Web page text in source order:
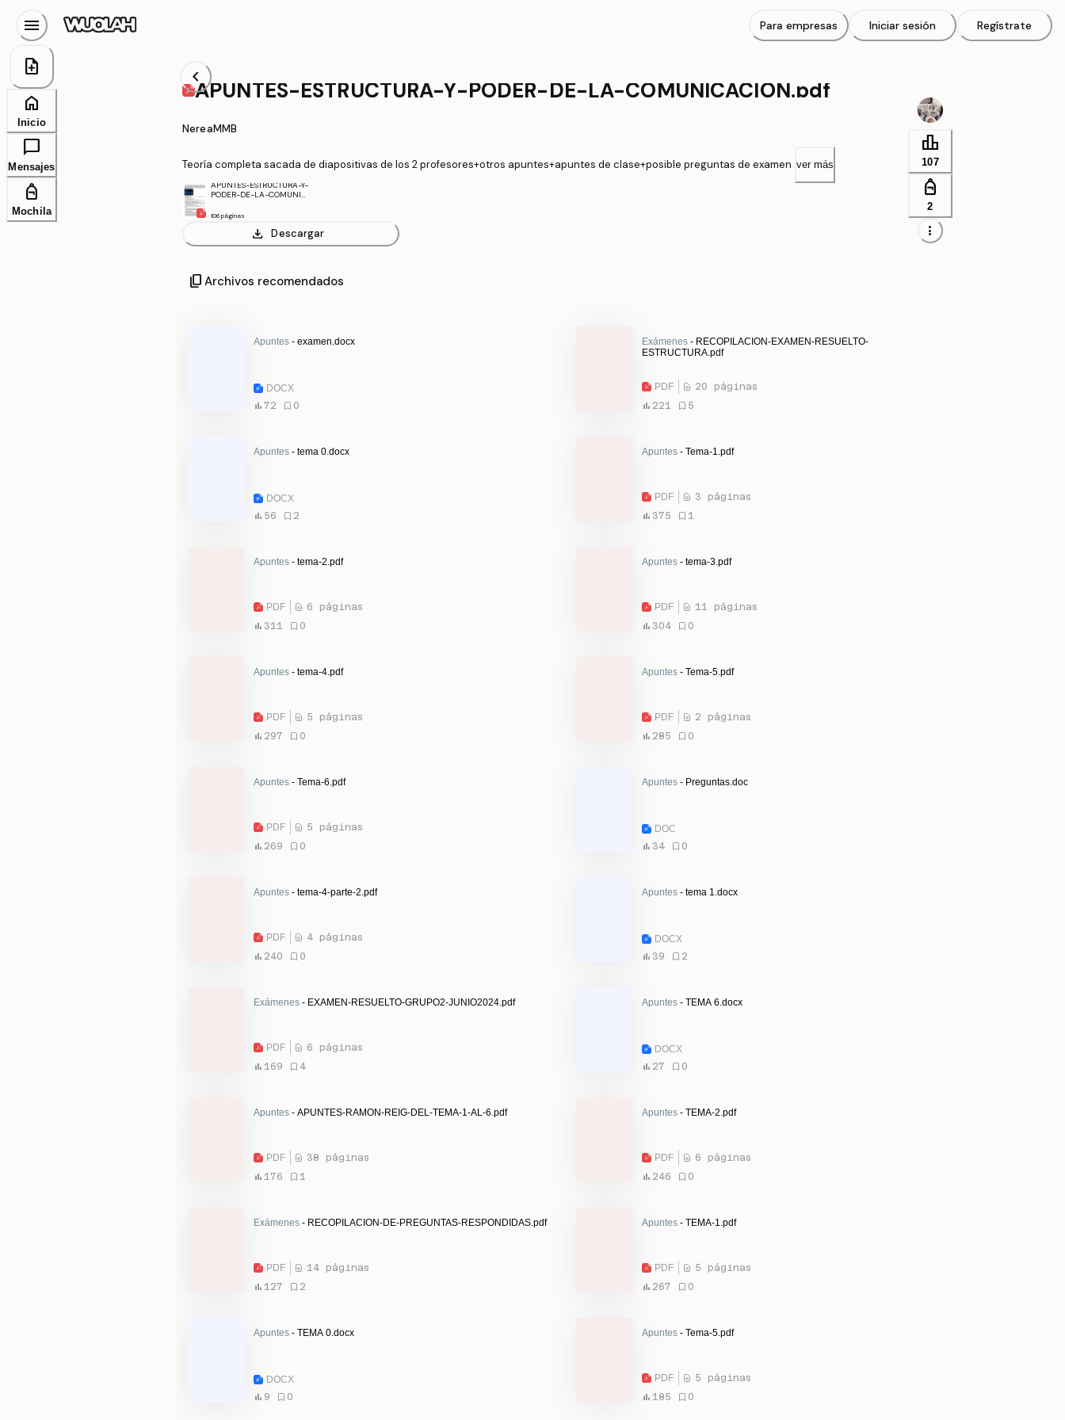
chevron_left
APUNTES-ESTRUCTURA-Y-PODER-DE-LA-COMUNICACION.pdf
NereaMMB
Teoría completa sacada de diapositivas de los 2 profesores+otros apuntes+apuntes de clase+posible preguntas de examen ver más
APUNTES-ESTRUCTURA-Y-
PODER-DE-LA-COMUNIC
106 páginas
download Descargar
leaderboard
107
personal_bag
2
more_vert
content_copy Archivos recomendados
Apuntes - examen.docx
DOCX
72
0
Exámenes - RECOPILACION-EXAMEN-RESUELTO-
ESTRUCTURA.pdf
PDF
20 páginas
221
5
Apuntes - tema 0.docx
DOCX
56
2
Apuntes - Tema-1.pdf
PDF
3 páginas
375
1
Apuntes - tema-2.pdf
PDF
6 páginas
311
0
Apuntes - tema-3.pdf
PDF
11 páginas
304
0
Apuntes - tema-4.pdf
PDF
5 páginas
297
0
Apuntes - Tema-5.pdf
PDF
2 páginas
285
0
Apuntes - Tema-6.pdf
PDF
5 páginas
269
0
Apuntes - Preguntas.doc
DOC
34
0
Apuntes - tema-4-parte-2.pdf
PDF
4 páginas
240
0
Apuntes - tema 1.docx
DOCX
39
2
Exámenes - EXAMEN-RESUELTO-GRUPO2-JUNIO2024.pdf
PDF
6 páginas
169
4
Apuntes - TEMA 6.docx
DOCX
27
0
Apuntes - APUNTES-RAMON-REIG-DEL-TEMA-1-AL-6.pdf
PDF
38 páginas
176
1
Apuntes - TEMA-2.pdf
PDF
6 páginas
246
0
Exámenes - RECOPILACION-DE-PREGUNTAS-RESPONDIDAS.pdf
PDF
14 páginas
127
2
Apuntes - TEMA-1.pdf
PDF
5 páginas
267
0
Apuntes - TEMA 0.docx
DOCX
9
0
Apuntes - Tema-5.pdf
PDF
5 páginas
185
0
Para empresas Iniciar sesión Regístrate
menu
note_add
home
Inicio
chat_bubble
Mensajes
personal_bag
Mochila